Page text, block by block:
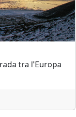
tra l'Europa